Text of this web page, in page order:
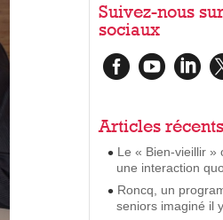
Suivez-nous
sociaux
  
Articles récents
Le « Bien-vieillir »
une interaction
Roncq, un
seniors imaginé il